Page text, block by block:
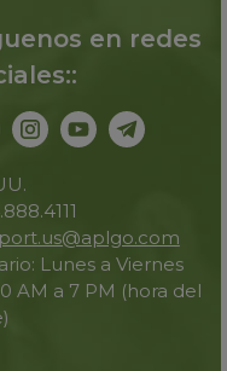
en redes
Lunes a Viernes
AM a 7 PM (hora del